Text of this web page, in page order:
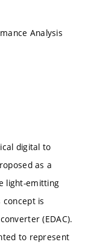
Analysis
digital to
as a
light-emitting
concept is
(EDAC).
to represent